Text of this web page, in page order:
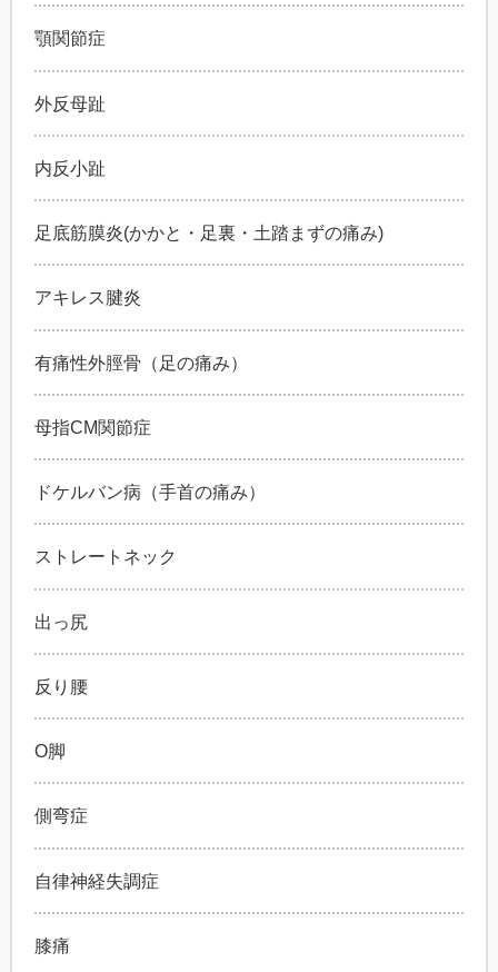
顎関節症
外反母趾
内反小趾
足底筋膜炎(かかと・足裏・土踏まずの痛み)
アキレス腱炎
有痛性外脛骨（足の痛み）
母指CM関節症
ドケルバン病（手首の痛み）
ストレートネック
出っ尻
反り腰
O脚
側弯症
自律神経失調症
膝痛